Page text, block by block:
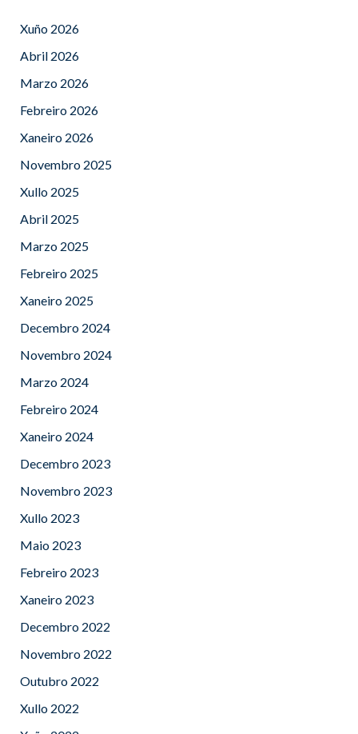
Xuño 2026
Abril 2026
Marzo 2026
Febreiro 2026
Xaneiro 2026
Novembro 2025
Xullo 2025
Abril 2025
Marzo 2025
Febreiro 2025
Xaneiro 2025
Decembro 2024
Novembro 2024
Marzo 2024
Febreiro 2024
Xaneiro 2024
Decembro 2023
Novembro 2023
Xullo 2023
Maio 2023
Febreiro 2023
Xaneiro 2023
Decembro 2022
Novembro 2022
Outubro 2022
Xullo 2022